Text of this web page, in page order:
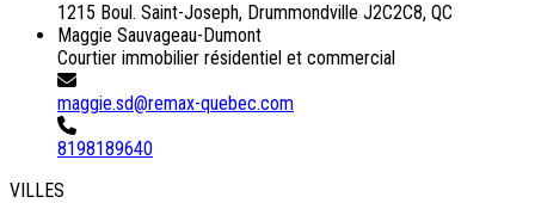
1215 Boul. Saint-Joseph, Drummondville J2C2C8, QC
Maggie Sauvageau-Dumont
Courtier immobilier résidentiel et commercial
maggie.sd@remax-quebec.com
8198189640
VILLES